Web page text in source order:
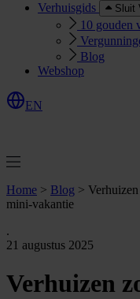
Verhuisgids
Sluit
10 gouden
Blog
Webshop
EN
Home > Blog >
mini-vakantie
.
21 augustus 2025
Verhuizen